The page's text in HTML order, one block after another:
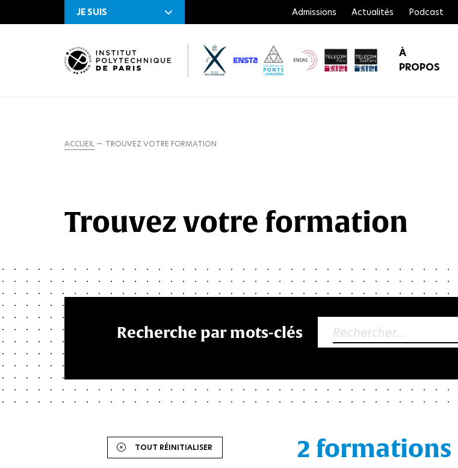
JE SUIS Admissions Actualités Podcast
À
PROPOS
ACCUEIL TROUVEZ VOTRE FORMATION
Trouvez votre formation
Recherche par mots-clés
TOUT RÉINITIALISER 2 formations